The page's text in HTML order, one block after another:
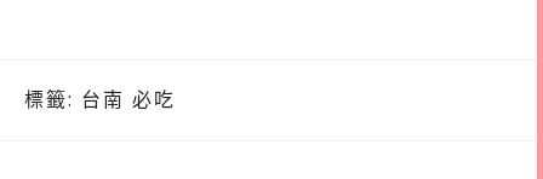
標籤: 台南 必吃